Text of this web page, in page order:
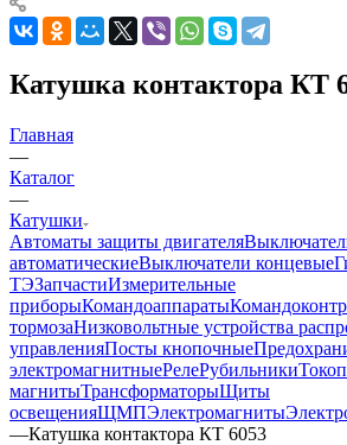
Катушка контактора КТ
Главная
—
Каталог
—
Катушки
Автоматы защиты двигателя
автоматическиеВыключатели концевые
ТЭЗапчастиИзмерительные
приборыКомандоаппараты
тормозаНизковольтные устройства
управленияПосты кнопочные
электромагнитныеРелеРубильники
магнитыТрансформаторыЩиты
освещенияЩМПЭлектромагниты
—Катушка контактора КТ 6053